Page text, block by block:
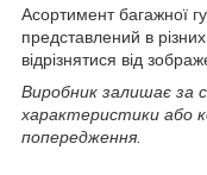
Асортимент багажної
представлений в
відрізнятися від
Виробник залишає за
характеристики або
попередження.